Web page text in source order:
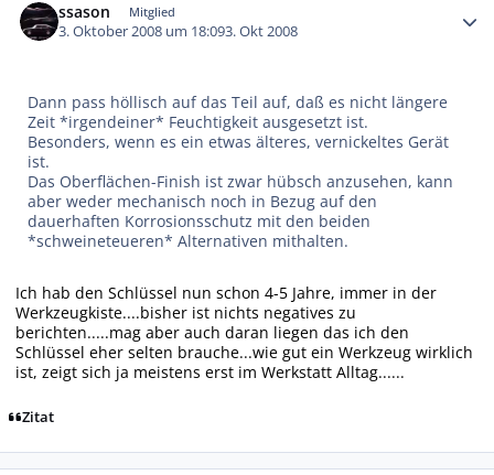
ssason Mitglied
3. Oktober 2008 um 18:093. Okt 2008
Dann pass höllisch auf das Teil auf, daß es nicht längere
Zeit *irgendeiner* Feuchtigkeit ausgesetzt ist.
Besonders, wenn es ein etwas älteres, vernickeltes Gerät
ist.
Das Oberflächen-Finish ist zwar hübsch anzusehen, kann
aber weder mechanisch noch in Bezug auf den
dauerhaften Korrosionsschutz mit den beiden
*schweineteueren* Alternativen mithalten.
Ich hab den Schlüssel nun schon 4-5 Jahre, immer in der
Werkzeugkiste....bisher ist nichts negatives zu
berichten.....mag aber auch daran liegen das ich den
Schlüssel eher selten brauche...wie gut ein Werkzeug wirklich
ist, zeigt sich ja meistens erst im Werkstatt Alltag......
Zitat